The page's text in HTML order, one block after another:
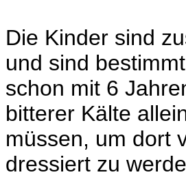
Die Kinder sind
und sind
schon mit 6
bitterer Kälte
müssen, um dort
dressiert zu